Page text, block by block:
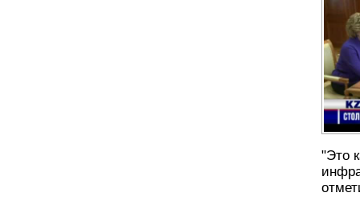
"Это